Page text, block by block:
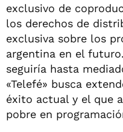
exclusivo de
los derechos de
exclusiva sobre los
argentina en el
seguiría hasta
«Telefé» busca
éxito actual y el que
pobre en